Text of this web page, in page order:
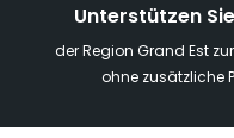
Unterstützen
der Region Grand Est
ohne zusätzliche